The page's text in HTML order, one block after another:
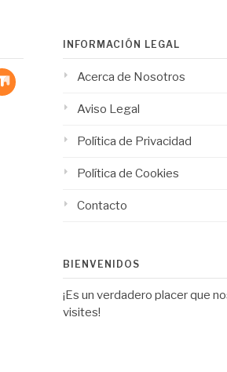
INFORMACIÓN LEGAL
Acerca de Nosotros
Aviso Legal
Política de Privacidad
Política de Cookies
Contacto
BIENVENIDOS
¡Es un verdadero placer que
visites!